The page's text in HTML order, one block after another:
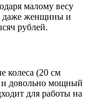
малому весу
даже женщины и
рублей.
колеса (20 см
и довольно мощный
для работы на